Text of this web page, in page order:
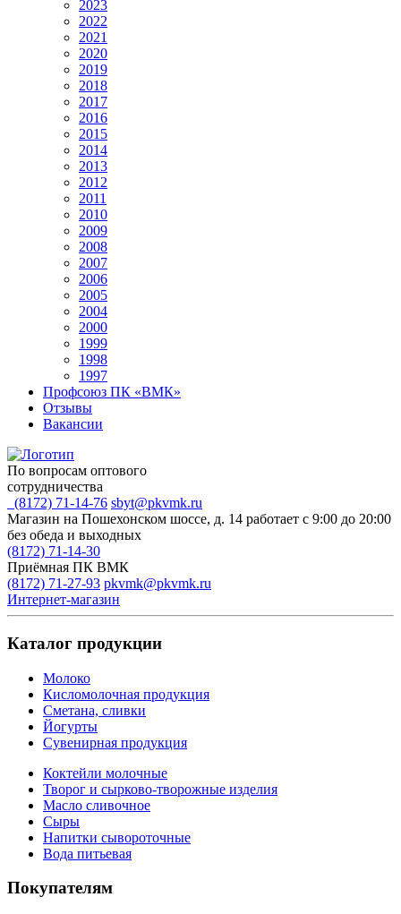
2023
2022
2021
2020
2019
2018
2017
2016
2015
2014
2013
2012
2011
2010
2009
2008
2007
2006
2005
2004
2000
1999
1998
1997
Профсоюз ПК «ВМК»
Отзывы
Вакансии
По вопросам оптового
сотрудничества
(8172) 71-14-76 sbyt@pkvmk.ru
Магазин на Пошехонском шоссе, д. 14 работает с 9:00 до 20:00
без обеда и выходных
(8172) 71-14-30
Приёмная ПК ВМК
(8172) 71-27-93 pkvmk@pkvmk.ru
Интернет-магазин
Каталог продукции
Молоко
Кисломолочная продукция
Сметана, сливки
Йогурты
Сувенирная продукция
Коктейли молочные
Творог и сырково-творожные изделия
Масло сливочное
Сыры
Напитки сывороточные
Вода питьевая
Покупателям